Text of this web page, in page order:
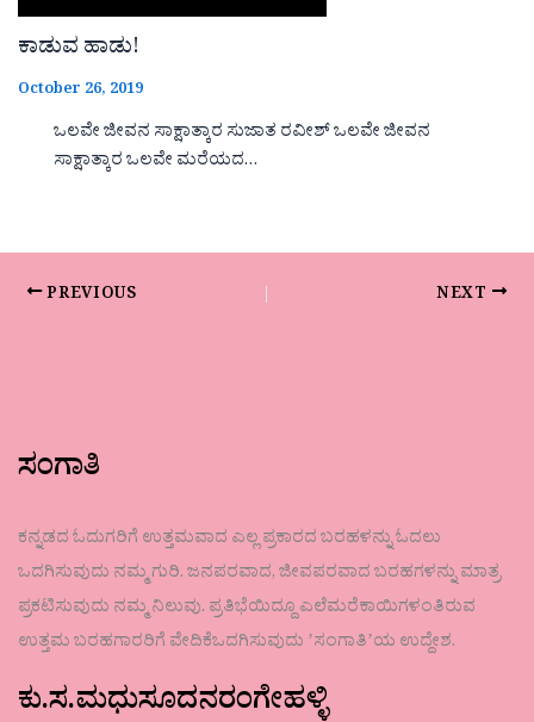
ಕಾಡುವ ಹಾಡು!
October 26, 2019
ಒಲವೇ ಜೀವನ ಸಾಕ್ಷಾತ್ಕಾರ ಸುಜಾತ ರವೀಶ್ ಒಲವೇ ಜೀವನ
ಸಾಕ್ಷಾತ್ಕಾರ ಒಲವೇ ಮರೆಯದ…
PREVIOUS NEXT
ಸಂಗಾತಿ
ಕನ್ನಡದ ಓದುಗರಿಗೆ ಉತ್ತಮವಾದ ಎಲ್ಲ ಪ್ರಕಾರದ ಬರಹಳನ್ನು ಓದಲು
ಒದಗಿಸುವುದು ನಮ್ಮ ಗುರಿ. ಜನಪರವಾದ, ಜೀವಪರವಾದ ಬರಹಗಳನ್ನು ಮಾತ್ರ
ಪ್ರಕಟಿಸುವುದು ನಮ್ಮ ನಿಲುವು. ಪ್ರತಿಭೆಯಿದ್ದೂ ಎಲೆಮರೆಕಾಯಿಗಳಂತಿರುವ
ಉತ್ತಮ ಬರಹಗಾರರಿಗೆ ವೇದಿಕೆಒದಗಿಸುವುದು ʼಸಂಗಾತಿʼಯ ಉದ್ದೇಶ.
ಕು.ಸ.ಮಧುಸೂದನರಂಗೇಹಳ್ಳಿ